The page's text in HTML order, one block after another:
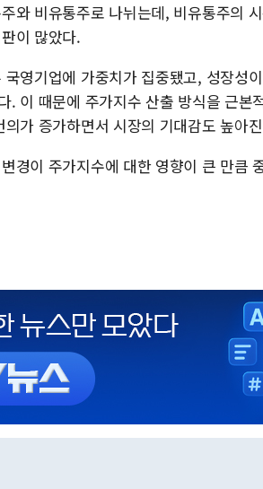
와 비유통주로 나뉘는데, 비유통주의
이 많았다.
영기업에 가중치가 집중됐고, 성장성
. 이 때문에 주가지수 산출 방식을 근본
가 증가하면서 시장의 기대감도 높아
경이 주가지수에 대한 영향이 큰 만큼